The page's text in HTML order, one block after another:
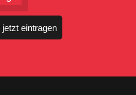
eintragen